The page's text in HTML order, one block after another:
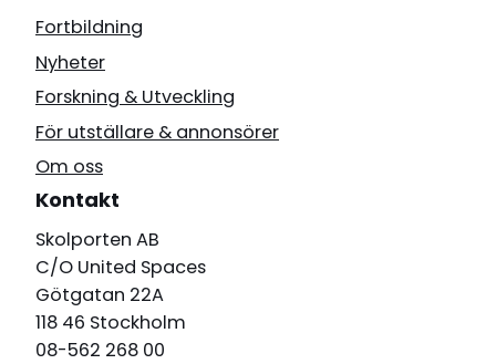
Fortbildning
Nyheter
Forskning & Utveckling
För utställare & annonsörer
Om oss
Kontakt
Skolporten AB
C/O United Spaces
Götgatan 22A
118 46 Stockholm
08-562 268 00